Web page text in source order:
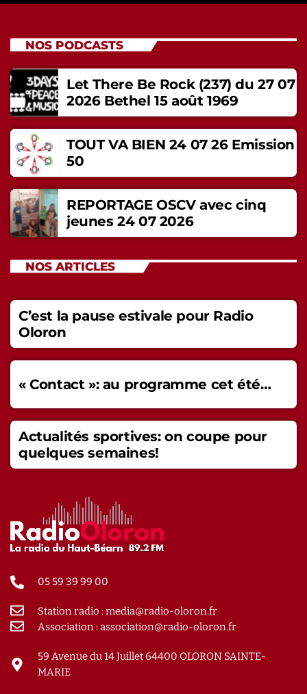
NOS PODCASTS
Let There Be Rock (237) du 27 07
2026 Bethel 15 août 1969
TOUT VA BIEN 24 07 26 Emission
50
REPORTAGE OSCV avec cinq
jeunes 24 07 2026
NOS ARTICLES
C’est la pause estivale pour Radio
Oloron
« Contact »: au programme cet été…
Actualités sportives: on coupe pour
quelques semaines!
05 59 39 99 00
Station radio : media@radio-oloron.fr
Association : association@radio-oloron.fr
59 Avenue du 14 Juillet 64400 OLORON SAINTE-
MARIE